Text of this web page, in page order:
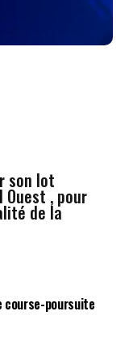
son lot
, pour
de la
course-poursuite